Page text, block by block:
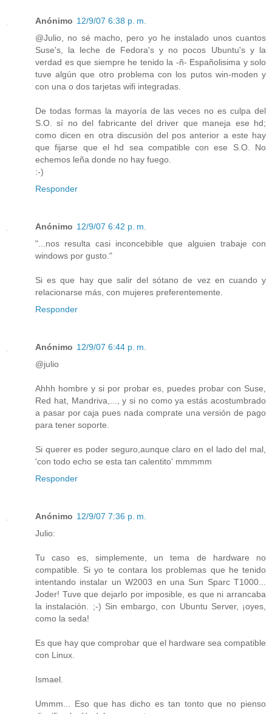
Anónimo 12/9/07 6:38 p. m.
@Julio, no sé macho, pero yo he instalado unos cuantos
Suse's, la leche de Fedora's y no pocos Ubuntu's y la
verdad es que siempre he tenido la -ñ- Españolisima y solo
tuve algún que otro problema con los putos win-moden y
con una o dos tarjetas wifi integradas.
De todas formas la mayoría de las veces no es culpa del
S.O. sí no del fabricante del driver que maneja ese hd;
como dicen en otra discusión del pos anterior a este hay
que fijarse que el hd sea compatible con ese S.O. No
echemos leña donde no hay fuego.
:-)
Responder
Anónimo 12/9/07 6:42 p. m.
"...nos resulta casi inconcebible que alguien trabaje con
windows por gusto."
Si es que hay que salir del sótano de vez en cuando y
relacionarse más, con mujeres preferentemente.
Responder
Anónimo 12/9/07 6:44 p. m.
@julio
Ahhh hombre y si por probar es, puedes probar con Suse,
Red hat, Mandriva,..., y si no como ya estás acostumbrado
a pasar por caja pues nada comprate una versión de pago
para tener soporte.
Si querer es poder seguro,aunque claro en el lado del mal,
'con todo echo se esta tan calentito' mmmmm
Responder
Anónimo 12/9/07 7:36 p. m.
Julio:
Tu caso es, simplemente, un tema de hardware no
compatible. Si yo te contara los problemas que he tenido
intentando instalar un W2003 en una Sun Sparc T1000...
Joder! Tuve que dejarlo por imposible, es que ni arrancaba
la instalación. ;-) Sin embargo, con Ubuntu Server, ¡oyes,
como la seda!
Es que hay que comprobar que el hardware sea compatible
con Linux.
Ismael.
Ummm... Eso que has dicho es tan tonto que no pienso